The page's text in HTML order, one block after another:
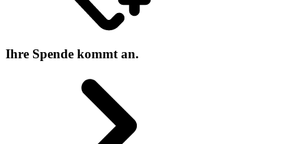
Ihre Spende kommt an.